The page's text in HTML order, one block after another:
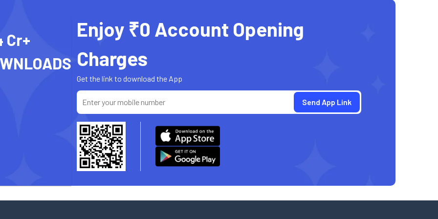
Cr+
Enjoy ₹0 Account Opening
Charges
Get the link to download the App